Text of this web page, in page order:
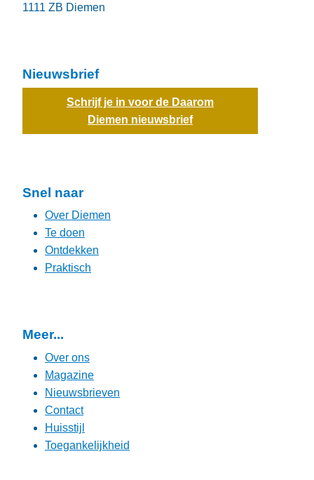
1111 ZB Diemen
Nieuwsbrief
Schrijf je in voor de Daarom
Diemen nieuwsbrief
Snel naar
Over Diemen
Te doen
Ontdekken
Praktisch
Meer...
Over ons
Magazine
Nieuwsbrieven
Contact
Huisstijl
Toegankelijkheid